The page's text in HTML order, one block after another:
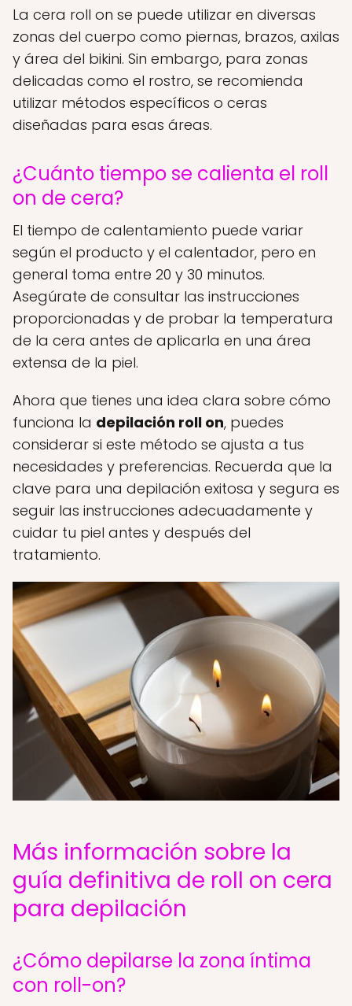
La cera roll on se puede utilizar en diversas
zonas del cuerpo como piernas, brazos, axilas
y área del bikini. Sin embargo, para zonas
delicadas como el rostro, se recomienda
utilizar métodos específicos o ceras
diseñadas para esas áreas.
¿Cuánto tiempo se calienta el roll
on de cera?
El tiempo de calentamiento puede variar
según el producto y el calentador, pero en
general toma entre 20 y 30 minutos.
Asegúrate de consultar las instrucciones
proporcionadas y de probar la temperatura
de la cera antes de aplicarla en una área
extensa de la piel.
Ahora que tienes una idea clara sobre cómo
funciona la depilación roll on, puedes
considerar si este método se ajusta a tus
necesidades y preferencias. Recuerda que la
clave para una depilación exitosa y segura es
seguir las instrucciones adecuadamente y
cuidar tu piel antes y después del
tratamiento.
Más información sobre la
guía definitiva de roll on cera
para depilación
¿Cómo depilarse la zona íntima
con roll-on?